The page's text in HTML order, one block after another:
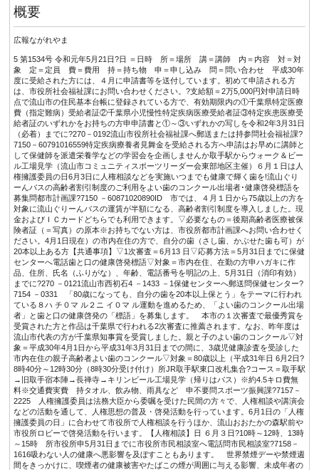
概要
広報ながれやま
5 第1534号 令和元年5月21日?日 ＝日時 所＝場所 講＝講師 内＝内容 対＝対
象 定＝定員 費＝費用 持＝持ち物 申＝申し込み 問＝問い合わせ 平成30年
度に受給された方には、４月に申請書等を送付しています。初めて申請される方
は、市役所社会福祉課にお問い合わせください。?支給額＝2万5,000円対申請日時
点で流山市の住民基本台帳に登録されている方で、有効期限内の①千葉県特定医療
費（指定難病）受給者証②千葉県小児慢性特定疾病医療受給者証③特定疾患医療受
給者証のいずれかをお持ちの方申申請書と①～③いずれかの写しを令和2年3月31日
（必着）までに?270－0192流山市役所社会福祉課へ郵送または持参問社会福祉課?
7150－60791016559特定疾病療養者見舞金を受給される方へ申請はお早めに講師と
して保健師を派遣栄養学などの学習会を企画しませんか取手駅からウォーク＆ビー
ル工場見学（流山市コミュニティスポーツリーダー会東部地区主催）６月１日は人
権擁護委員の日6月3日に人権相談などを実施いつまでも健康で輝く歯を!流山ぐり
ーんバスの高齢者割引制度のご利用をよい歯のコンクール出場者･健康啓発標語を
募集問都市計画課?7150 －60871020890ID 市では、４月１日から75歳以上の方を
対象に流山ぐりーんバスの運賃が半額になる、高齢者割引制度を導入しました。現
金およびＩＣカードどちらでも利用できます。▽必要なもの＝後期高齢者医療被保
険者証（＝写真）の原本※お持ちでない方は、市役所都市計画課へお問い合わせく
ださい。4月1日現在）の市内在住の方で、自分の歯（さし歯、かぶせた歯も可）が
20本以上ある方【共通事項】▽1次審査＝6月13 日▽応募方法＝5月31日までに保健
センターへ電話歯と口の健康啓発標語▽対象＝市内在住、在勤の方申ハガキに作
品、住所、氏名（ふりがな）、年齢、電話番号を明記の上、5月31日（消印有効）
までに?270 －0121流山市西初石4 －1433 －1保健センターへ郵送問保健センター?
7154 －0331 「80歳になっても、自分の歯を20本以上保とう」をテーマに行われ
ている８ハ チ０マ ル２ニ イ０マ ル運動を進めるため、「よい歯のコンクール出場
者」と歯と口の健康啓発の「標語」を募集します。 本市の１次審査で最優秀賞を
受賞された方と作品は千葉県で行われる2次審査に推薦されます。なお、昨年度は
流山市代表の方が千葉県知事賞を受賞しました。親と子のよい歯のコンクール▽対
象＝平成30年4月1日から平成31年3月31日までの間に、3歳児健康診査を受診した
市内在住の親子高齢者よい歯のコンクール▽対象＝80歳以上（平成31年日 6月2日?
8時40分～12時30分（8時30分受け付け）所JR取手駅東口改札集合?コース＝取手駅
→旧取手宿本陣→長禅寺→キリンビール工場見学（帰りはバス）※約4.5キロ費無
料※交通費実費 持タオル、飲み物、雨具など 申不要問スポーツ振興課?7157－
2225 人権擁護委員は法務大臣から委嘱を受けた民間の方々で、人権相談や講演会
などの活動を通して、人権思想の普及・啓発活動を行っています。6月1日の「人権
擁護委員の日」に合わせて市役所で人権相談を行うほか、流山おおたかの森駅前や
市役所ロビーで啓発活動を行います。【人権相談】日 ６月３日?10時～12時、13時
～15時 所市役所申5月31日までに市役所市民相談室へ電話問市民相談室?7158－
1616吸わない人の健康へ悪影響を及ぼすこともあります。 世界禁煙デーや禁煙週
間をきっかけに、喫煙者の健康被害やたばこの煙が周囲に与える影響、未成年者の